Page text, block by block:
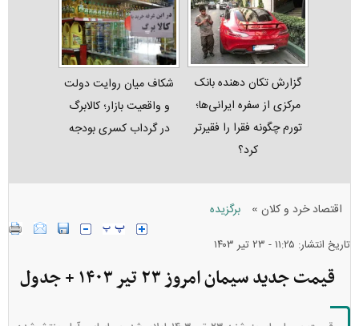
گزارش تکان‌ دهنده بانک
مرکزی از سفره ایرانی‌ها؛
تورم چگونه فقرا را فقیرتر
کرد؟
شکاف میان روایت دولت
و واقعیت بازار؛ کالابرگ
در گرداب کسری بودجه
اقتصاد خرد و کلان » برگزیده
تاریخ انتشار: ۱۱:۲۵ - ۲۳ تير ۱۴۰۳
قیمت جدید سیمان امروز ۲۳ تیر ۱۴۰۳ + جدول